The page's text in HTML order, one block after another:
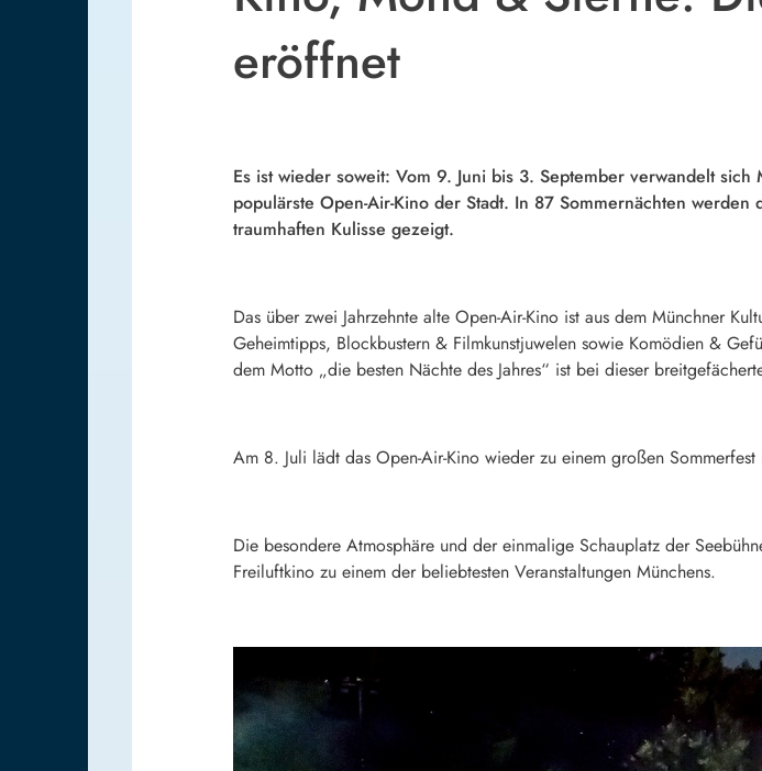
eröffnet
Es ist wieder soweit: Vom 9. Juni bis 3. September verwandelt
populärste Open-Air-Kino der Stadt. In 87 Sommernächten
traumhaften Kulisse gezeigt.
Das über zwei Jahrzehnte alte Open-Air-Kino ist aus dem Münchner
Geheimtipps, Blockbustern & Filmkunstjuwelen sowie Komödien &
dem Motto „die besten Nächte des Jahres“ ist bei dieser
Am 8. Juli lädt das Open-Air-Kino wieder zu einem großen
Die besondere Atmosphäre und der einmalige Schauplatz der
Freiluftkino zu einem der beliebtesten Veranstaltungen Münchens.